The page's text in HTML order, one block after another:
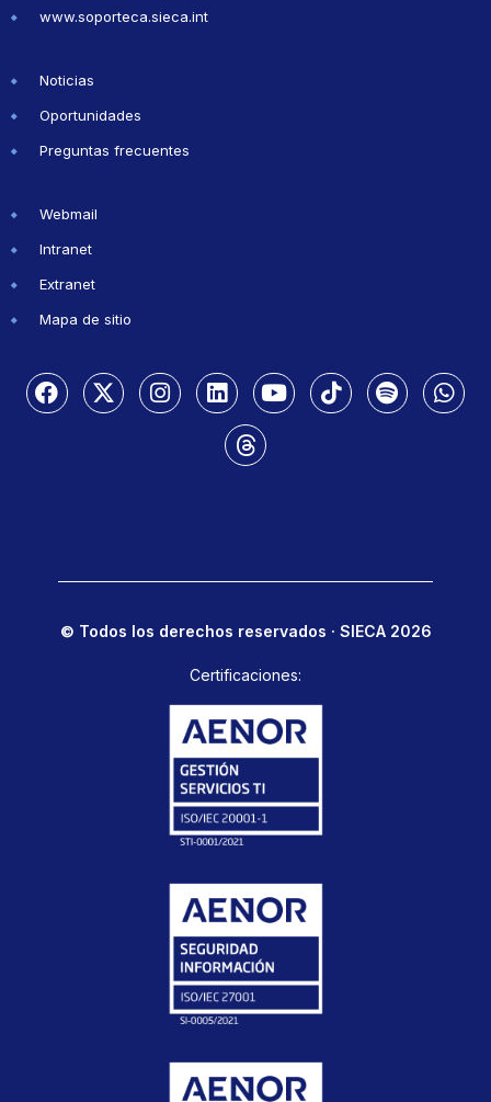
www.soporteca.sieca.int
Noticias
Oportunidades
Preguntas frecuentes
Webmail
Intranet
Extranet
Mapa de sitio
© Todos los derechos reservados · SIECA 2026
Certificaciones: